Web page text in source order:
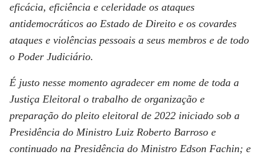
eficácia, eficiência e celeridade os ataques
antidemocráticos ao Estado de Direito e os covardes
ataques e violências pessoais a seus membros e de todo
o Poder Judiciário.
É justo nesse momento agradecer em nome de toda a
Justiça Eleitoral o trabalho de organização e
preparação do pleito eleitoral de 2022 iniciado sob a
Presidência do Ministro Luiz Roberto Barroso e
continuado na Presidência do Ministro Edson Fachin; e